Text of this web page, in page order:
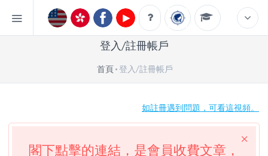
登入/註冊帳戶
首頁 登入/註冊帳戶
如註冊遇到問題，可看這視頻。
閣下點擊的連結，是會員收費文章，